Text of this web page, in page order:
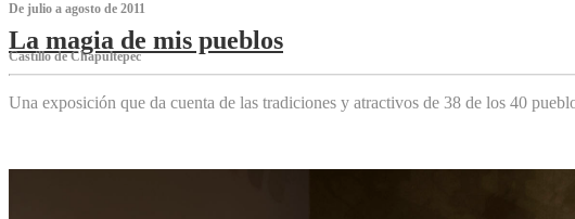
De julio a agosto de 2011
La magia de mis pueblos
Castillo de Chapultepec
Una exposición que da cuenta de las tradiciones y atractivos de 38 de los 40